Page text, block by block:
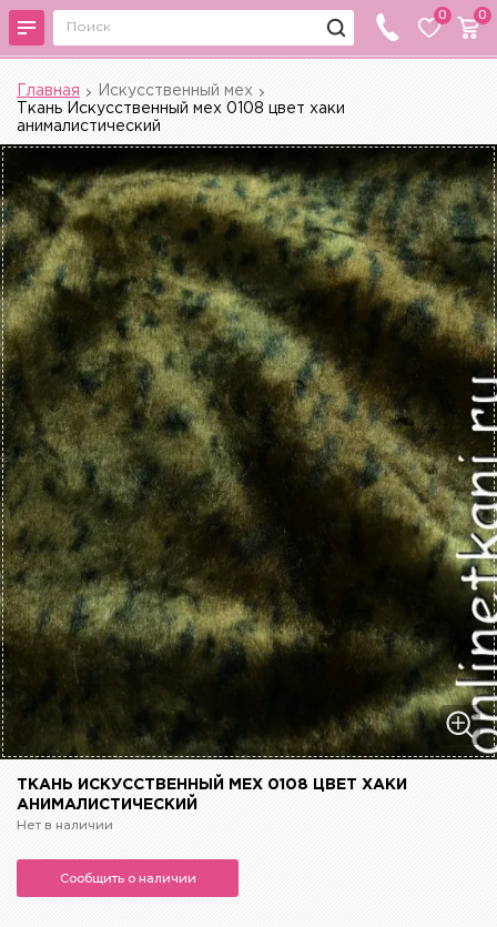
0 0
Главная
Искусственный мех
Ткань Искусственный мех 0108 цвет хаки
анималистический
ТКАНЬ ИСКУССТВЕННЫЙ МЕХ 0108 ЦВЕТ ХАКИ
АНИМАЛИСТИЧЕСКИЙ
Нет в наличии
Сообщить о наличии